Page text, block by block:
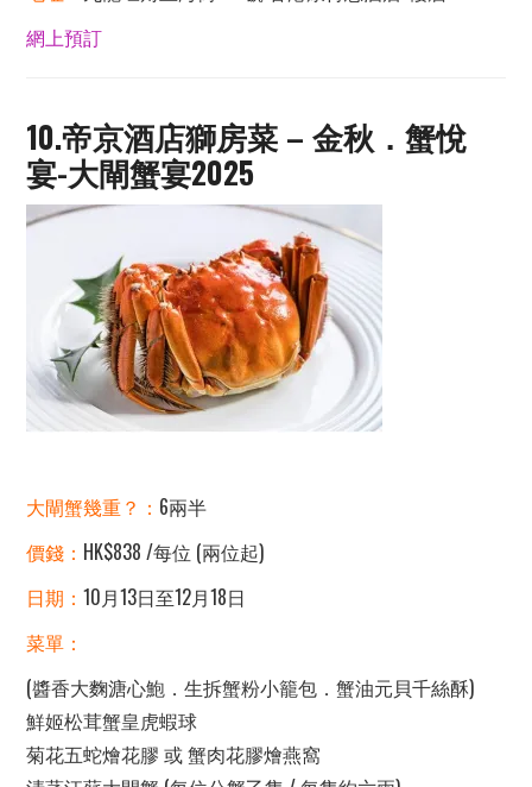
網上預訂
10.帝京酒店獅房菜 – 金秋．蟹悅
宴-大閘蟹宴2025
大閘蟹幾重？： 6兩半
價錢： HK$838 /每位 (兩位起)
日期：10月13日至12月18日
菜單：
(醬香大麴溏心鮑．生拆蟹粉小籠包．蟹油元貝千絲酥)
鮮姬松茸蟹皇虎蝦球
菊花五蛇燴花膠 或 蟹肉花膠燴燕窩